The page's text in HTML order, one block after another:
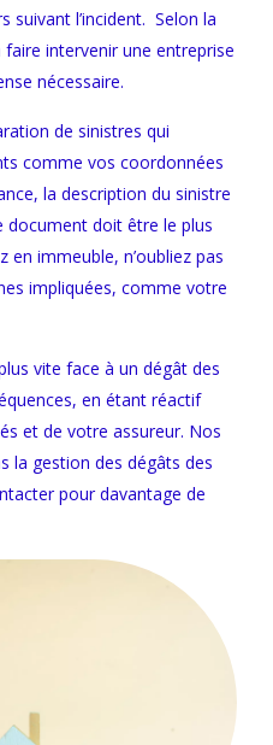
suivant l’incident. Selon la
intervenir une entreprise
nécessaire.
de sinistres qui
comme vos coordonnées
la description du sinistre
doit être le plus
en immeuble, n’oubliez pas
impliquées, comme votre
vite face à un dégât des
en étant réactif
et de votre assureur. Nos
la gestion des dégâts des
pour davantage de